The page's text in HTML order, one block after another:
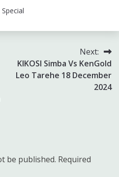
Next:
KIKOSI Simba Vs KenGold
Leo Tarehe 18 December
2024
be published. Required